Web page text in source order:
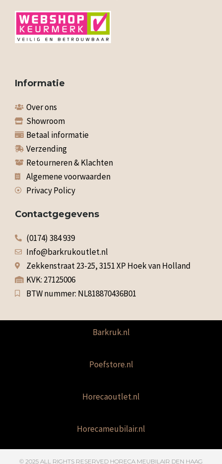
Informatie
Over ons
Showroom
Betaal informatie
Verzending
Retourneren & Klachten
Algemene voorwaarden
Privacy Policy
Contactgegevens
(0174) 384 939
Info@barkrukoutlet.nl
Zekkenstraat 23-25, 3151 XP Hoek van Holland
KVK: 27125006
BTW nummer: NL818870436B01
Barkruk.nl
Poefstore.nl
Horecaoutlet.nl
Horecameubilair.nl
© 2025 ALL RIGHTS RESERVED​ HORECA MEUBILAIR DEN HAAG